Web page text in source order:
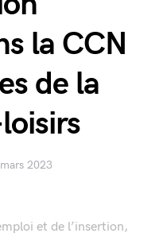
la CCN
de la
2023
et de l’insertion,